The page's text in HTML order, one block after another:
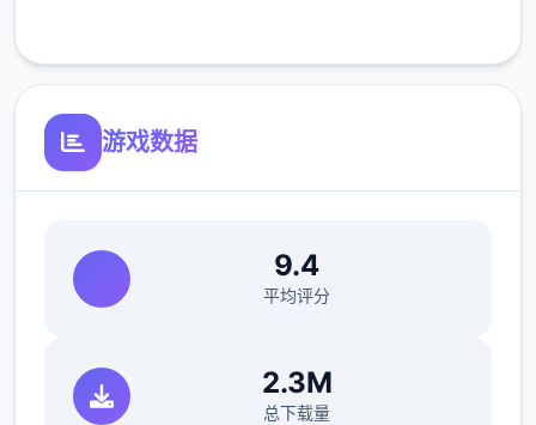
游戏数据
9.4
平均评分
2.3M
总下载量